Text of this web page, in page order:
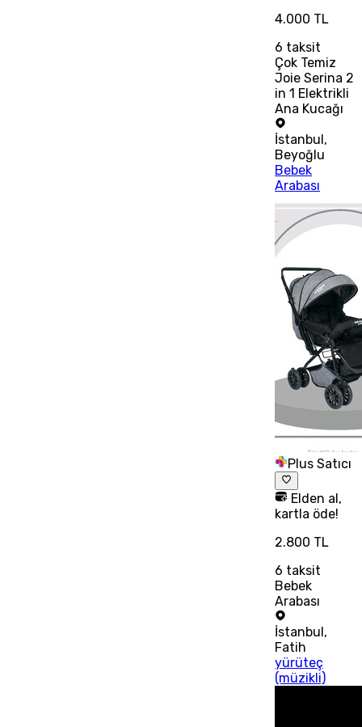
4.000 TL
6 taksit
Çok Temiz
Joie Serina 2
in 1 Elektrikli
Ana Kucağı
İstanbul ,
Beyoğlu
Bebek
Arabası
Plus Satıcı
Elden al,
kartla öde!
2.800 TL
6 taksit
Bebek
Arabası
İstanbul,
Fatih
yürüteç
(müzikli)